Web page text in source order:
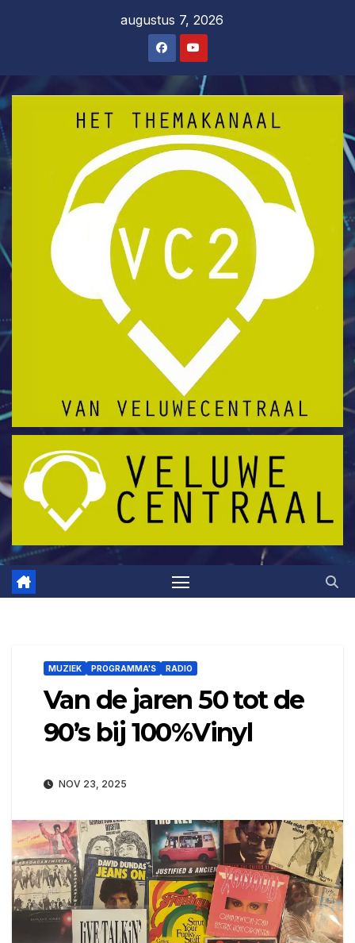
augustus 7, 2026
MUZIEK PROGRAMMA'S RADIO
Van de jaren 50 tot de
90’s bij 100%Vinyl
NOV 23, 2025